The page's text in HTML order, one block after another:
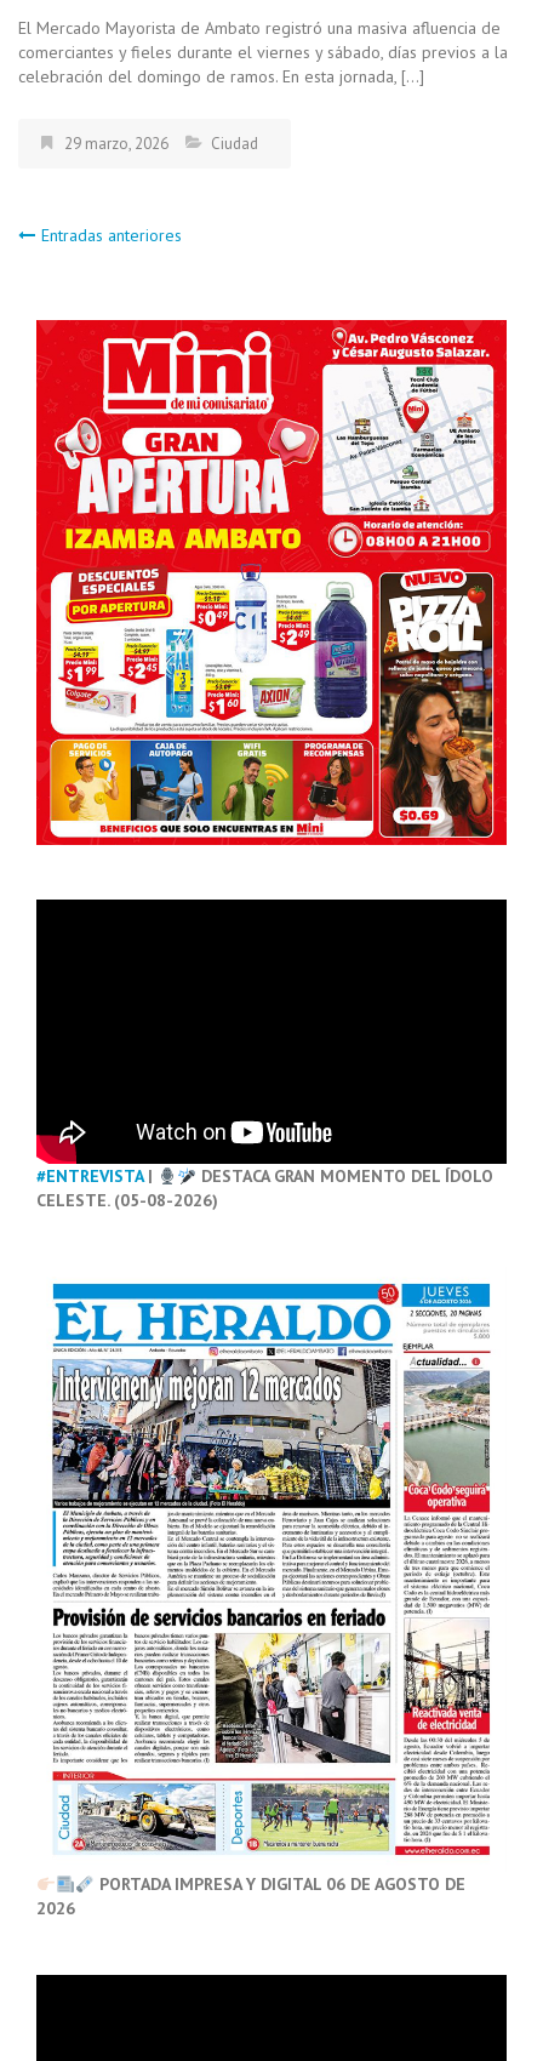
El Mercado Mayorista de Ambato registró una masiva afluencia de
comerciantes y fieles durante el viernes y sábado, días previos a la
celebración del domingo de ramos. En esta jornada, […]
29 marzo, 2026 Ciudad
Navegación
de
entradas
Entradas anteriores
#ENTREVISTA|
DESTACA GRAN MOMENTO DEL ÍDOLO
CELESTE. (05-08-2026)
PORTADA IMPRESA Y DIGITAL 06 DE AGOSTO DE
2026